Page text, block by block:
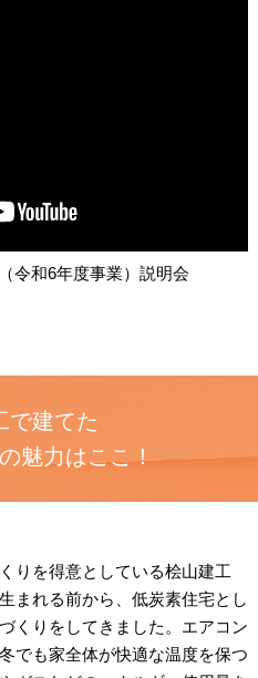
令和6年度事業）説明会
で建てた
魅力はここ！
りを得意としている桧山建工
まれる前から、低炭素住宅とし
くりをしてきました。エアコン
でも家全体が快適な温度を保つ